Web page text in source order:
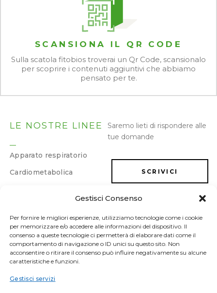
Gestisci Consenso
Per fornire le migliori esperienze, utilizziamo tecnologie come i cookie
per memorizzare e/o accedere alle informazioni del dispositivo. Il
consenso a queste tecnologie ci permetterà di elaborare dati come il
comportamento di navigazione o ID unici su questo sito. Non
acconsentire o ritirare il consenso può influire negativamente su alcune
caratteristiche e funzioni.
Gestisci servizi
SCANSIONA IL QR CODE
Sulla scatola fitobios troverai un Qr Code, scansionalo
per scoprire i contenuti aggiuntivi che abbiamo
pensato per te.
LE NOSTRE LINEE
Apparato respiratorio
Cardiometabolica
Energia e memoria
Gastrointestinale
Ginecologica/Urologica
Osteoarticolare
Saremo lieti di rispondere alle
tue domande
SCRIVICI
LAVORA CON NOI